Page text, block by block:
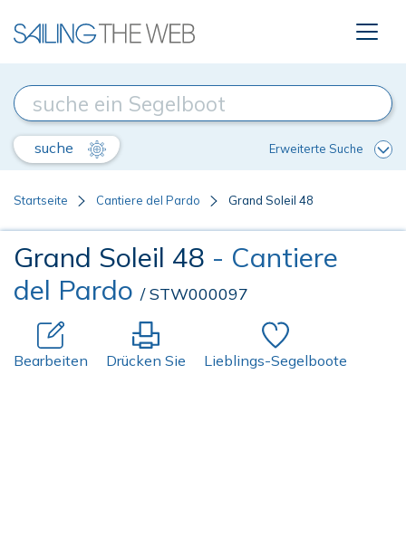
suche Erweiterte Suche
Startseite Cantiere del Pardo Grand Soleil 48
Grand Soleil 48 - Cantiere
del Pardo / STW000097
Bearbeiten Drücken Sie Lieblings-Segelboote